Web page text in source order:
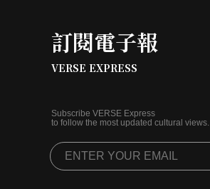
訂閱電子報
VERSE EXPRESS
Subscribe VERSE Express
to follow the most updated cultural views.